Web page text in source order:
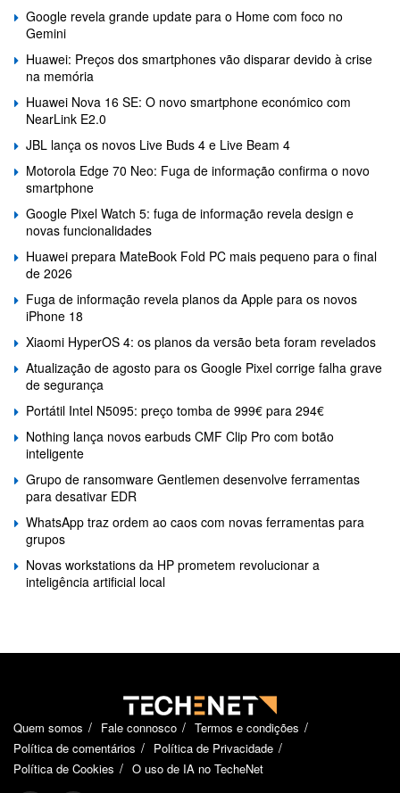
Google revela grande update para o Home com foco no
Gemini
Huawei: Preços dos smartphones vão disparar devido à crise
na memória
Huawei Nova 16 SE: O novo smartphone económico com
NearLink E2.0
JBL lança os novos Live Buds 4 e Live Beam 4
Motorola Edge 70 Neo: Fuga de informação confirma o novo
smartphone
Google Pixel Watch 5: fuga de informação revela design e
novas funcionalidades
Huawei prepara MateBook Fold PC mais pequeno para o final
de 2026
Fuga de informação revela planos da Apple para os novos
iPhone 18
Xiaomi HyperOS 4: os planos da versão beta foram revelados
Atualização de agosto para os Google Pixel corrige falha grave
de segurança
Portátil Intel N5095: preço tomba de 999€ para 294€
Nothing lança novos earbuds CMF Clip Pro com botão
inteligente
Grupo de ransomware Gentlemen desenvolve ferramentas
para desativar EDR
WhatsApp traz ordem ao caos com novas ferramentas para
grupos
Novas workstations da HP prometem revolucionar a
inteligência artificial local
Quem somos Fale connosco
Termos e condições
Política de comentários
Política de Privacidade
Política de Cookies
O uso de IA no TecheNet